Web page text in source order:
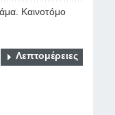
Καινοτόμο
Λεπτομέρειες